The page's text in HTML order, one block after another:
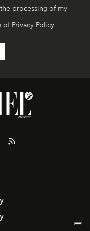
processing of my
of Privacy Policy